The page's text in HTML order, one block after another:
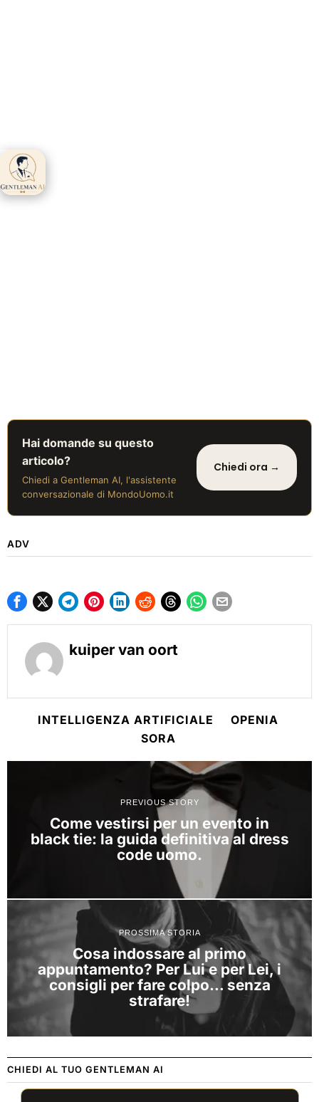
Hai domande su questo
articolo?
Chiedi a Gentleman AI, l'assistente
conversazionale di MondoUomo.it
Chiedi ora →
ADV
kuiper van oort
INTELLIGENZA ARTIFICIALE
OPENIA
SORA
PREVIOUS STORY
Come vestirsi per un evento in
black tie: la guida definitiva al dress
code uomo.
PROSSIMA STORIA
Cosa indossare al primo
appuntamento? Per Lui e per Lei, i
consigli per fare colpo… senza
strafare!
CHIEDI AL TUO GENTLEMAN AI